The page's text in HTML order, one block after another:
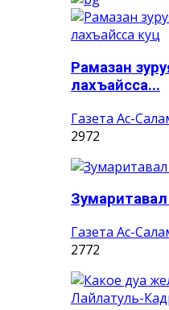
Рамазан
лахъайсса...
Газета Ас-
2972
Газета Ас-
2772